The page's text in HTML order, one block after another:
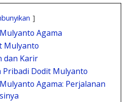
Agama
Mulyanto
dan Karir
Pribadi Dodit Mulyanto
Agama: Perjalanan